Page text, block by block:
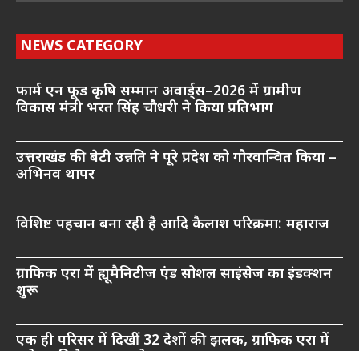
NEWS CATEGORY
फार्म एन फूड कृषि सम्मान अवार्ड्स–2026 में ग्रामीण
विकास मंत्री भरत सिंह चौधरी ने किया प्रतिभाग
उत्तराखंड की बेटी उन्नति ने पूरे प्रदेश को गौरवान्वित किया –
अभिनव थापर
विशिष्ट पहचान बना रही है आदि कैलाश परिक्रमा: महाराज
ग्राफिक एरा में ह्यूमैनिटीज एंड सोशल साइंसेज का इंडक्शन
शुरू
एक ही परिसर में दिखीं 32 देशों की झलक, ग्राफिक एरा में